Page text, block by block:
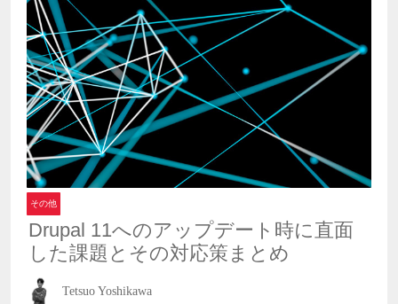
その他
Drupal 11へのアップデート時に直面
した課題とその対応策まとめ
Tetsuo Yoshikawa